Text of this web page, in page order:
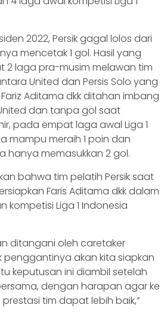
2022, Persik gagal lolos dari
mencetak 1 gol. Hasil yang
2 laga pra-musim melawan tim
United dan Persis Solo yang
Aditama dkk ditahan imbang
dan tanpa gol saat
pada empat laga awal Liga 1
mampu meraih 1 poin dan
hanya memasukkan 2 gol.
bahwa tim pelatih Persik saat
Faris Aditama dkk dalam
kompetisi Liga 1 Indonesia
ditangani oleh caretaker
akan kita siapkan
keputusan ini diambil setelah
dengan harapan agar ke
tim dapat lebih baik,”